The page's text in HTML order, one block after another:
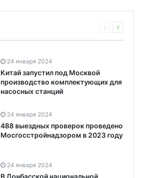
24 января 2024
Китай запустил под Москвой
производство комплектующих для
насосных станций
24 января 2024
488 выездных проверок проведено
Мосгосстройнадзором в 2023 году
24 января 2024
В Донбасской национальной